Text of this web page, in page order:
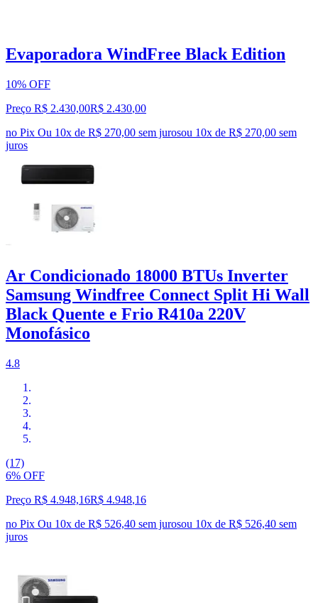
Evaporadora WindFree Black Edition
10% OFF
Preço R$ 2.430,00R$ 2.430,00
no Pix Ou 10x de R$ 270,00 sem jurosou 10x de R$ 270,00 sem
juros
Ar Condicionado 18000 BTUs Inverter
Samsung Windfree Connect Split Hi Wall
Black Quente e Frio R410a 220V
Monofásico
4.8
(17)
6% OFF
Preço R$ 4.948,16R$ 4.948,16
no Pix Ou 10x de R$ 526,40 sem jurosou 10x de R$ 526,40 sem
juros